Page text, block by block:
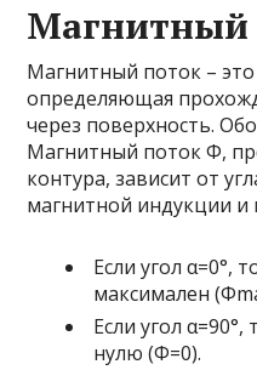
Магнитный
Магнитный поток – это
определяющая
через поверхность.
Магнитный поток Ф,
контура, зависит от
магнитной индукции
Если угол α=0°,
максимален
Если угол
нулю (Ф=0).